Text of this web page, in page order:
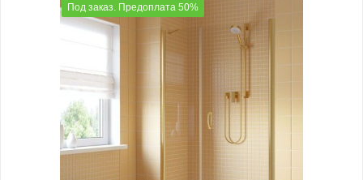
Под заказ. Предоплата 50%